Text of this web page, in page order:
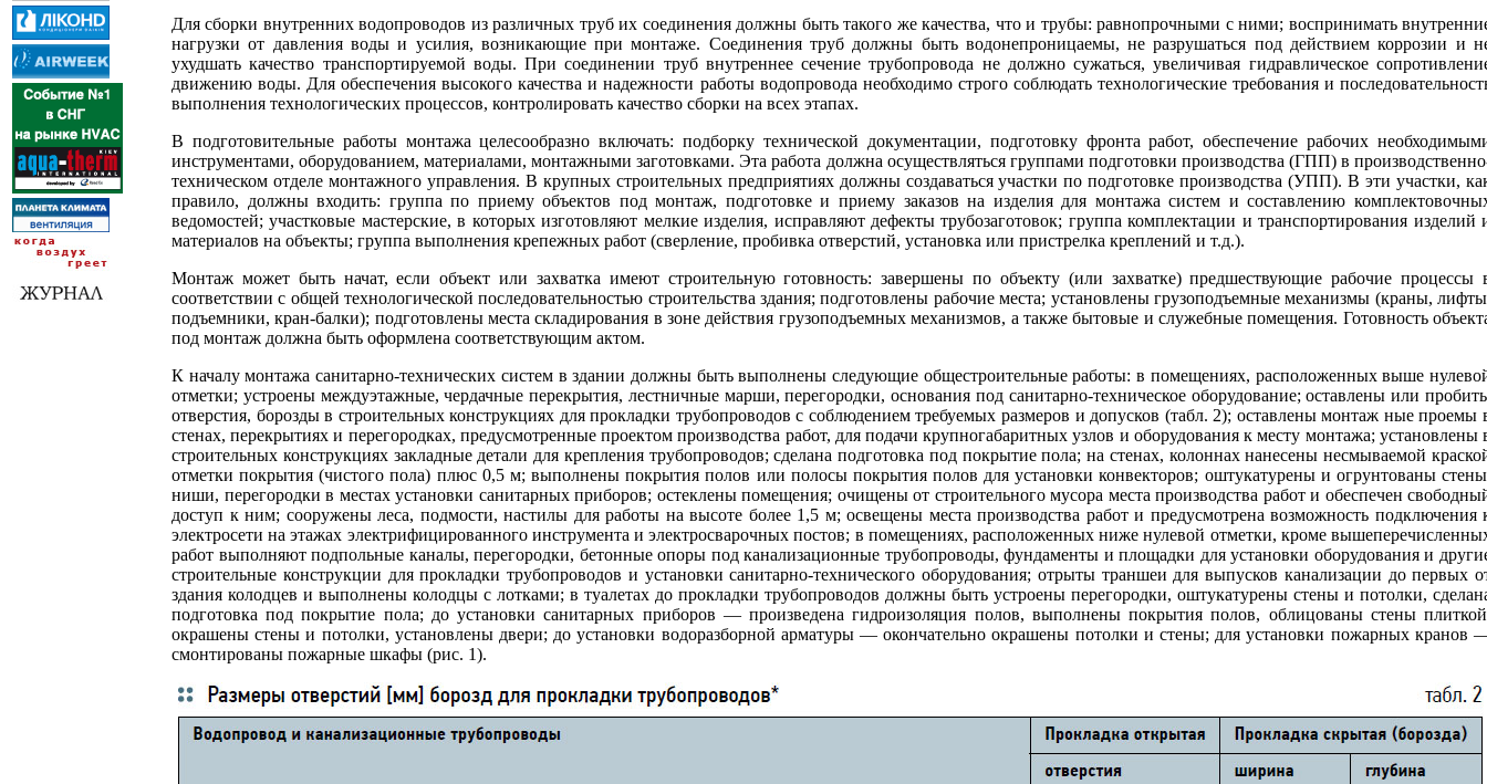
Для сборки внутренних водопроводов из различных труб их соединения должны быть такого же качества, что и трубы: равнопрочными с ними; воспринимать
нагрузки от давления воды и усилия, возникающие при монтаже. Соединения труб должны быть водонепроницаемы, не разрушаться под действием коррозии и
ухудшать качество транспортируемой воды. При соединении труб внутреннее сечение трубопровода не должно сужаться, увеличивая гидравлическое
движению воды. Для обеспечения высокого качества и надежности работы водопровода необходимо строго соблюдать технологические требования и
выполнения технологических процессов, контролировать качество сборки на всех этапах.
В подготовительные работы монтажа целесообразно включать: подборку технической документации, подготовку фронта работ, обеспечение рабочих
инструментами, оборудованием, материалами, монтажными заготовками. Эта работа должна осуществляться группами подготовки производства (ГПП) в
техническом отделе монтажного управления. В крупных строительных предприятиях должны создаваться участки по подготовке производства (УПП). В эти участки,
правило, должны входить: группа по приему объектов под монтаж, подготовке и приему заказов на изделия для монтажа систем и составлению
ведомостей; участковые мастерские, в которых изготовляют мелкие изделия, исправляют дефекты трубозаготовок; группа комплектации и транспортирования изделий
материалов на объекты; группа выполнения крепежных работ (сверление, пробивка отверстий, установка или пристрелка креплений и т.д.).
Монтаж может быть начат, если объект или захватка имеют строительную готовность: завершены по объекту (или захватке) предшествующие рабочие процессы
соответствии с общей технологической последовательностью строительства здания; подготовлены рабочие места; установлены грузоподъемные механизмы (краны,
подъемники, кран-балки); подготовлены места складирования в зоне действия грузоподъемных механизмов, а также бытовые и служебные помещения. Готовность
под монтаж должна быть оформлена соответствующим актом.
К началу монтажа санитарно-технических систем в здании должны быть выполнены следующие общестроительные работы: в помещениях, расположенных выше
отметки; устроены междуэтажные, чердачные перекрытия, лестничные марши, перегородки, основания под санитарно-техническое оборудование; оставлены или
отверстия, борозды в строительных конструкциях для прокладки трубопроводов с соблюдением требуемых размеров и допусков (табл. 2); оставлены монтаж ные проемы
стенах, перекрытиях и перегородках, предусмотренные проектом производства работ, для подачи крупногабаритных узлов и оборудования к месту монтажа; установлены
строительных конструкциях закладные детали для крепления трубопроводов; сделана подготовка под покрытие пола; на стенах, колоннах нанесены несмываемой
отметки покрытия (чистого пола) плюс 0,5 м; выполнены покрытия полов или полосы покрытия полов для установки конвекторов; оштукатурены и огрунтованы
ниши, перегородки в местах установки санитарных приборов; остеклены помещения; очищены от строительного мусора места производства работ и обеспечен
доступ к ним; сооружены леса, подмости, настилы для работы на высоте более 1,5 м; освещены места производства работ и предусмотрена возможность подключения
электросети на этажах электрифицированного инструмента и электросварочных постов; в помещениях, расположенных ниже нулевой отметки, кроме
работ выполняют подпольные каналы, перегородки, бетонные опоры под канализационные трубопроводы, фундаменты и площадки для установки оборудования и
строительные конструкции для прокладки трубопроводов и установки санитарно-технического оборудования; отрыты траншеи для выпусков канализации до первых
здания колодцев и выполнены колодцы с лотками; в туалетах до прокладки трубопроводов должны быть устроены перегородки, оштукатурены стены и потолки,
подготовка под покрытие пола; до установки санитарных приборов — произведена гидроизоляция полов, выполнены покрытия полов, облицованы стены
окрашены стены и потолки, установлены двери; до установки водоразборной арматуры — окончательно окрашены потолки и стены; для установки пожарных кранов
смонтированы пожарные шкафы (рис. 1).